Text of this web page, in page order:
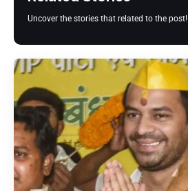
Uncover the stories that related to the post!